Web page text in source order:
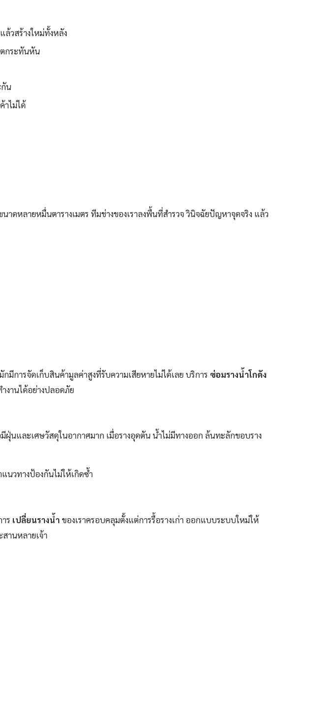
วสร้างใหม่ทั้งหลัง
กระทันหัน
กัน
าไม่ได้
าดหลายหมื่นตารางเมตร ทีมช่างของเราลงพื้นที่สำรวจ วินิจฉัยปัญหาจุดจริง แล้ว
มีการจัดเก็บสินค้ามูลค่าสูงที่รับความเสียหายไม่ได้เลย บริการ ซ่อมรางน้ำโกดัง
งานได้อย่างปลอดภัย
นและเศษวัสดุในอากาศมาก เมื่อรางอุดตัน น้ำไม่มีทางออก ล้นทะลักขอบราง
นวทางป้องกันไม่ให้เกิดซ้ำ
ร เปลี่ยนรางน้ำ ของเราครอบคลุมตั้งแต่การรื้อรางเก่า ออกแบบระบบใหม่ให้
านหลายเจ้า